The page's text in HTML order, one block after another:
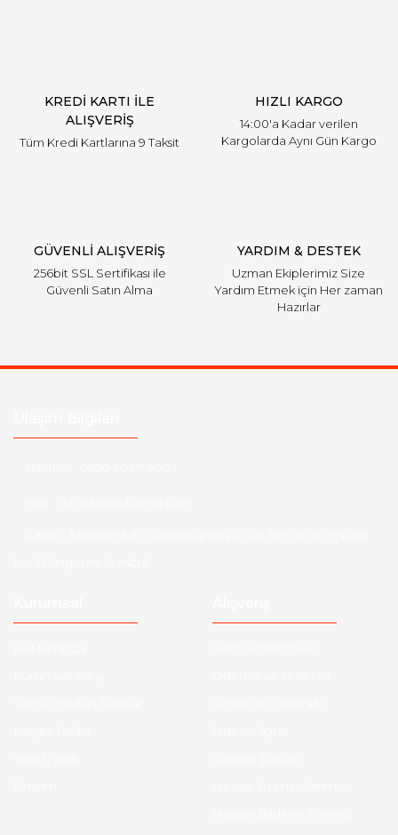
KREDİ KARTI İLE
ALIŞVERİŞ
Tüm Kredi Kartlarına 9 Taksit
HIZLI KARGO
14:00'a Kadar verilen
Kargolarda Aynı Gün Kargo
GÜVENLİ ALIŞVERİŞ
256bit SSL Sertifikası ile
Güvenli Satın Alma
YARDIM & DESTEK
Uzman Ekiplerimiz Size
Yardım Etmek için Her zaman
Hazırlar